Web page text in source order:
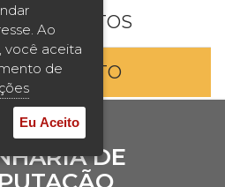
DESCONTOS
CONTATO
DE
Ao
você aceita
de
Eu Aceito